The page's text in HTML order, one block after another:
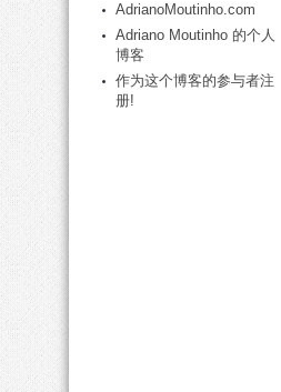
AdrianoMoutinho.com
Adriano Moutinho 的个人
博客
作为这个博客的参与者注
册!